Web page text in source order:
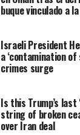
buque vinculado a
Israeli President
a ‘contamination
crimes surge
Is this Trump’s last
string of broken
over Iran deal